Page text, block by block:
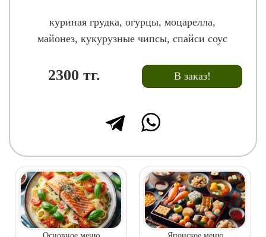
куриная грудка, огурцы, моцарелла,
майонез, кукурузные чипсы, спайси соус
2300 тг. В заказ!